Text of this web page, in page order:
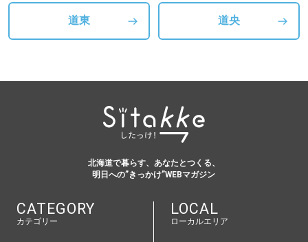
道東 道央
北海道で暮らす、あなたとつくる、
明日への”きっかけ”WEBマガジン
CATEGORY
カテゴリー
LOCAL
ローカルエリア